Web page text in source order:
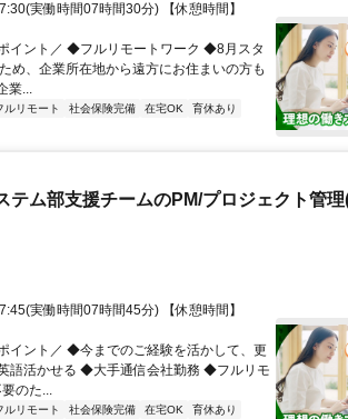
実働時間07時間30分) 【休憩時間】
イント／ ◆フルリモートワーク ◆8月スタ
め、企業所在地から遠方にお住まいの方も
業...
ルリモート 社会保険完備 在宅OK
育休あり
テム部支援チームのPM/プロジェクト管
実働時間07時間45分) 【休憩時間】
イント／ ◆今までのご経験を活かして、更
語活かせる ◆大手通信会社勤務 ◆フルリモ
のた...
ルリモート 社会保険完備 在宅OK
育休あり